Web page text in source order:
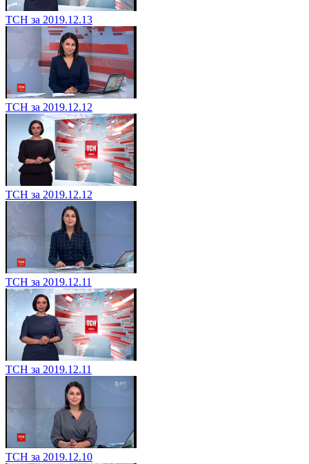
ТСН за 2019.12.13
ТСН за 2019.12.12
ТСН за 2019.12.12
ТСН за 2019.12.11
ТСН за 2019.12.11
ТСН за 2019.12.10